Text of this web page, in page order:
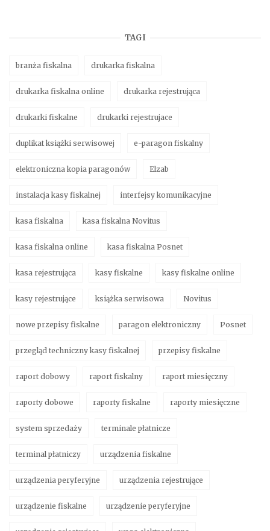
TAGI
branża fiskalna drukarka fiskalna
drukarka fiskalna online drukarka rejestrująca
drukarki fiskalne drukarki rejestrujace
duplikat książki serwisowej e-paragon fiskalny
elektroniczna kopia paragonów Elzab
instalacja kasy fiskalnej interfejsy komunikacyjne
kasa fiskalna kasa fiskalna Novitus
kasa fiskalna online kasa fiskalna Posnet
kasa rejestrująca kasy fiskalne kasy fiskalne online
kasy rejestrujące książka serwisowa Novitus
nowe przepisy fiskalne paragon elektroniczny Posnet
przegląd techniczny kasy fiskalnej przepisy fiskalne
raport dobowy raport fiskalny raport miesięczny
raporty dobowe raporty fiskalne raporty miesięczne
system sprzedaży terminale płatnicze
terminal płatniczy urządzenia fiskalne
urządzenia peryferyjne urządzenia rejestrujące
urządzenie fiskalne urządzenie peryferyjne